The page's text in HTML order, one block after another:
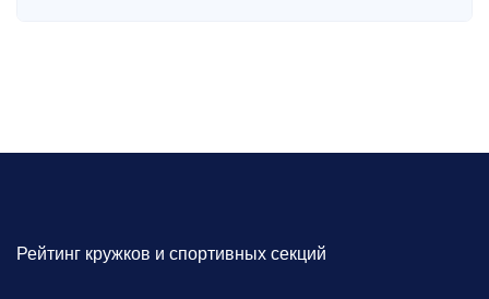
Рейтинг кружков и спортивных секций